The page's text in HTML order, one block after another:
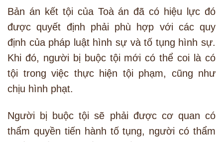
Bản án kết tội của Toà án đã có hiệu lực đó
được quyết định phải phù hợp với các quy
định của pháp luật hình sự và tố tụng hình sự.
Khi đó, người bị buộc tội mới có thể coi là có
tội trong việc thực hiện tội phạm, cũng như
chịu hình phạt.
Người bị buộc tội sẽ phải được cơ quan có
thẩm quyền tiến hành tố tụng, người có thẩm